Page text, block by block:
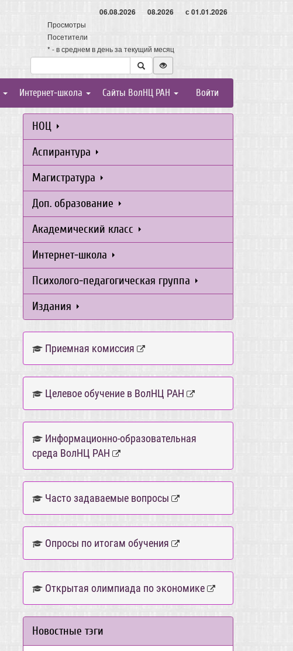
06.08.2026 08.2026 с 01.01.2026
Просмотры
Посетители
* - в среднем в день за текущий месяц
Интернет-школа Сайты ВолНЦ РАН Войти
НОЦ
Аспирантура
Магистратура
Доп. образование
Академический класс
Интернет-школа
Психолого-педагогическая группа
Издания
Приемная комиссия
Целевое обучение в ВолНЦ РАН
Информационно-образовательная
среда ВолНЦ РАН
Часто задаваемые вопросы
Опросы по итогам обучения
Открытая олимпиада по экономике
Новостные тэги